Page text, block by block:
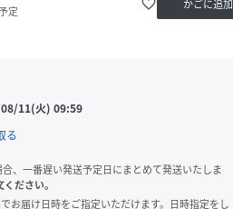
定
favorite_border かごに追加
11(火) 09:59
る
、一番遅い発送予定日にまとめて発送いたしま
ださい。
お届け日時をご指定いただけます。日時指定をし